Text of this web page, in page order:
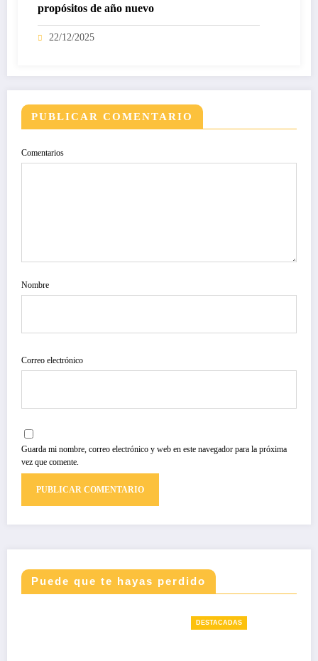
propósitos de año nuevo
22/12/2025
PUBLICAR COMENTARIO
Comentarios
Nombre
Correo electrónico
Guarda mi nombre, correo electrónico y web en este navegador para la próxima
vez que comente.
Puede que te hayas perdido